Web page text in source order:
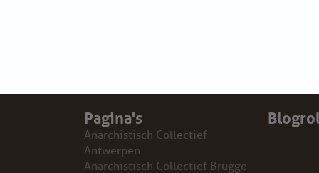
BASTION BASTARDS
Pagina's
Anarchistisch Collectief
Antwerpen
Anarchistisch Collectief Brugge